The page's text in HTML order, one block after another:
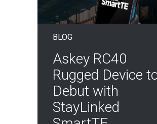
BLOG
Askey RC40
Rugged Device
Debut with
StayLinked